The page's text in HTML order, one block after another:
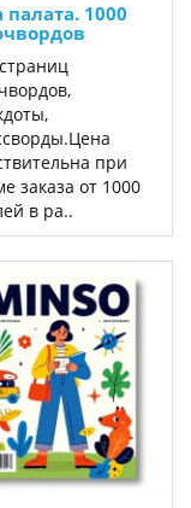
1000
при
заказа от 1000
в ра..